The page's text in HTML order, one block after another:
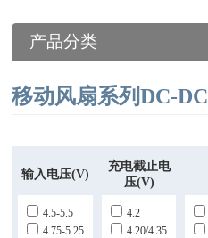
产品分类
移动风扇系列DC-DC
输入电压(V)
充电截止电
压(V)
4.5-5.5
4.75-5.25
4.2
4.20/4.35